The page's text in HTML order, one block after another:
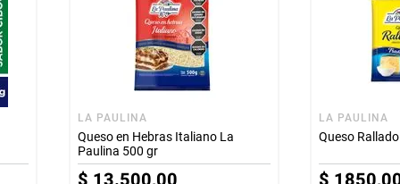
LA PAULINA
Queso en Hebras Italiano La
Paulina 500 gr
LA PAULINA
Queso